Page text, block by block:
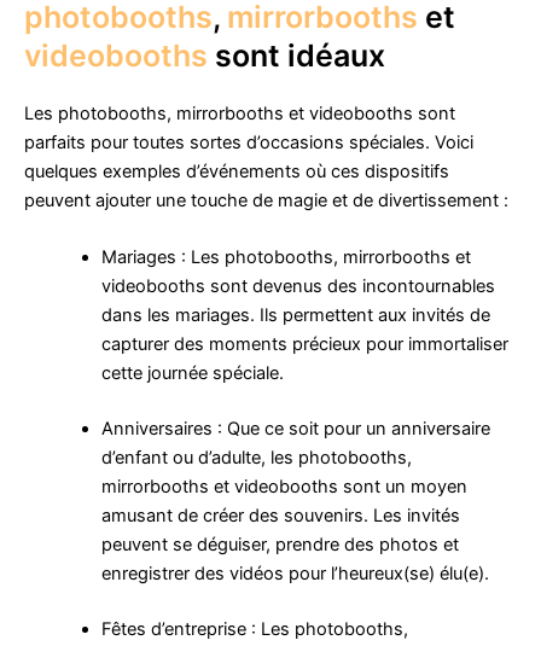
photobooths, mirrorbooths et
videobooths sont idéaux
Les photobooths, mirrorbooths et videobooths sont
parfaits pour toutes sortes d’occasions spéciales. Voici
quelques exemples d’événements où ces dispositifs
peuvent ajouter une touche de magie et de divertissement :
Mariages : Les photobooths, mirrorbooths et
videobooths sont devenus des incontournables
dans les mariages. Ils permettent aux invités de
capturer des moments précieux pour immortaliser
cette journée spéciale.
Anniversaires : Que ce soit pour un anniversaire
d’enfant ou d’adulte, les photobooths,
mirrorbooths et videobooths sont un moyen
amusant de créer des souvenirs. Les invités
peuvent se déguiser, prendre des photos et
enregistrer des vidéos pour l’heureux(se) élu(e).
Fêtes d’entreprise : Les photobooths,